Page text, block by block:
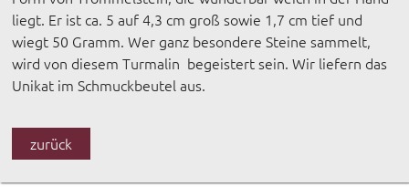
liegt. Er ist ca. 5 auf 4,3 cm groß sowie 1,7 cm tief und
wiegt 50 Gramm. Wer ganz besondere Steine sammelt,
wird von diesem Turmalin begeistert sein. Wir liefern das
Unikat im Schmuckbeutel aus.
zurück